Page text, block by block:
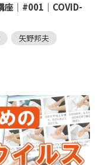
座｜#001｜COVID-
矢野邦夫